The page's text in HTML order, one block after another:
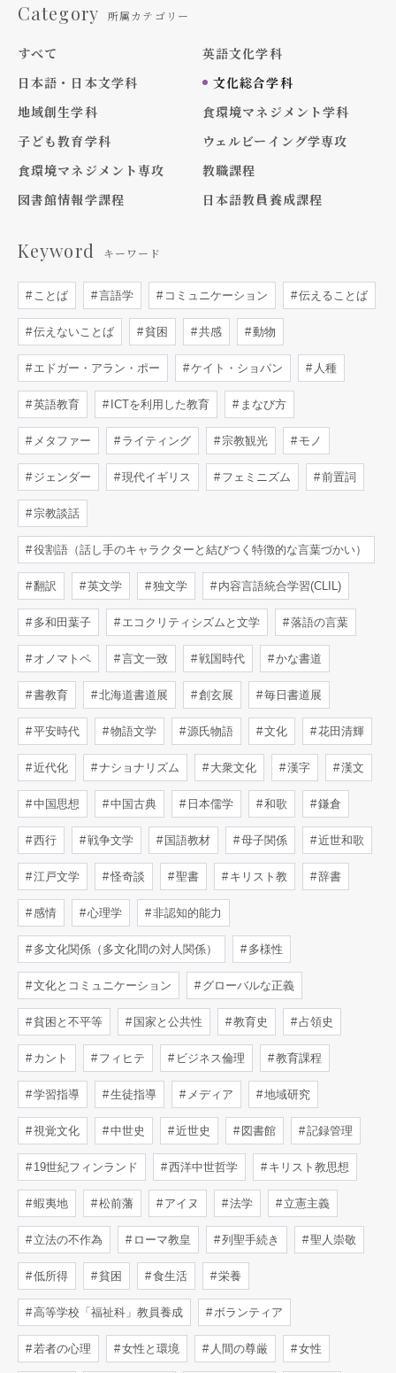
Category 所属カテゴリー
すべて
英語文化学科
日本語・日本文学科
文化総合学科
地域創生学科
食環境マネジメント学科
子ども教育学科
ウェルビーイング学専攻
食環境マネジメント専攻
教職課程
図書館情報学課程
日本語教員養成課程
Keyword キーワード
ことば 言語学 コミュニケーション 伝えることば
伝えないことば 貧困 共感 動物
エドガー・アラン・ポー ケイト・ショパン 人種
英語教育 ICTを利用した教育 まなび方
メタファー ライティング 宗教観光 モノ
ジェンダー 現代イギリス フェミニズム 前置詞
宗教談話
役割語（話し手のキャラクターと結びつく特徴的な言葉づかい）
翻訳 英文学 独文学 内容言語統合学習(CLIL)
多和田葉子 エコクリティシズムと文学 落語の言葉
オノマトペ 言文一致 戦国時代 かな書道
書教育 北海道書道展 創玄展 毎日書道展
平安時代 物語文学 源氏物語 文化 花田清輝
近代化 ナショナリズム 大衆文化 漢字 漢文
中国思想 中国古典 日本儒学 和歌 鎌倉
西行 戦争文学 国語教材 母子関係 近世和歌
江戸文学 怪奇談 聖書 キリスト教 辞書
感情 心理学 非認知的能力
多文化関係（多文化間の対人関係） 多様性
文化とコミュニケーション グローバルな正義
貧困と不平等 国家と公共性 教育史 占領史
カント フィヒテ ビジネス倫理 教育課程
学習指導 生徒指導 メディア 地域研究
視覚文化 中世史 近世史 図書館 記録管理
19世紀フィンランド 西洋中世哲学 キリスト教思想
蝦夷地 松前藩 アイヌ 法学 立憲主義
立法の不作為 ローマ教皇 列聖手続き 聖人崇敬
低所得 貧困 食生活 栄養
高等学校「福祉科」教員養成 ボランティア
若者の心理 女性と環境 人間の尊厳 女性